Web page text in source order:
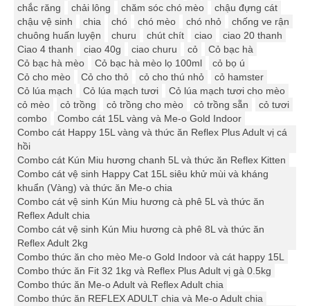
chắc răng
chải lông chăm sóc chó mèo
chậu đựng cát
chậu vệ sinh
chia chó chó mèo chó nhỏ
chống ve rận
chuông huấn luyện
churu chút chít ciao
ciao 20 thanh
Ciao 4 thanh
ciao 40g ciao churu cỏ
Cỏ bạc hà
Cỏ bạc hà mèo
Cỏ bạc hà mèo lọ 100ml
cỏ bọ ú
Cỏ cho mèo
Cỏ cho thỏ cỏ cho thú nhỏ
cỏ hamster
Cỏ lúa mạch
Cỏ lúa mạch tươi
Cỏ lúa mạch tươi cho mèo
cỏ mèo
cỏ trồng cỏ trồng cho mèo cỏ trồng sẵn
cỏ tươi
combo
Combo cát 15L vàng và Me-o Gold Indoor
Combo cát Happy 15L vàng và thức ăn Reflex Plus Adult vị cá
hồi
Combo cát Kún Miu hương chanh 5L và thức ăn Reflex Kitten
Combo cát vệ sinh Happy Cat 15L siêu khử mùi và kháng
khuẩn (Vàng) và thức ăn Me-o chia
Combo cát vệ sinh Kún Miu hương cà phê 5L và thức ăn
Reflex Adult chia
Combo cát vệ sinh Kún Miu hương cà phê 8L và thức ăn
Reflex Adult 2kg
Combo thức ăn cho mèo Me-o Gold Indoor và cát happy 15L
Combo thức ăn Fit 32 1kg và Reflex Plus Adult vị gà 0.5kg
Combo thức ăn Me-o Adult và Reflex Adult chia
Combo thức ăn REFLEX ADULT chia và Me-o Adult chia